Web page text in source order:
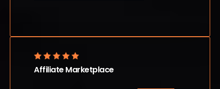
Affiliate Marketplace